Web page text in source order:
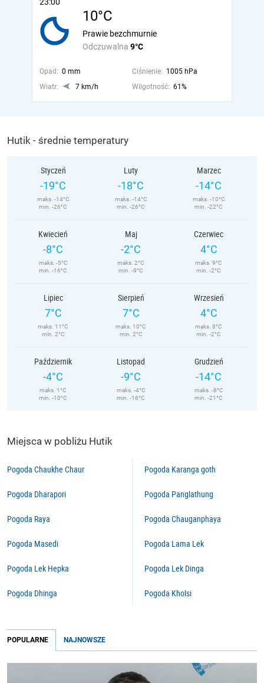
10°C
Odczuwalna 9°C
Prawie bezchmurnie
Opad: 0 mm Ciśnienie: 1005 hPa
Wiatr:
7 km/h Wilgotność: 61%
Hutik - średnie temperatury
Styczeń
-19°C
maks. -14°C
min. -26°C
Luty
-18°C
maks. -14°C
min. -26°C
Marzec
-14°C
maks. -10°C
min. -22°C
Kwiecień
-8°C
maks. -5°C
min. -16°C
Maj
-2°C
maks. 2°C
min. -9°C
Czerwiec
4°C
maks. 9°C
min. -2°C
Lipiec
7°C
maks. 11°C
min. 2°C
Sierpień
7°C
maks. 10°C
min. 2°C
Wrzesień
4°C
maks. 8°C
min. -2°C
Październik
-4°C
maks. 1°C
min. -10°C
Listopad
-9°C
maks. -4°C
min. -16°C
Grudzień
-14°C
maks. -8°C
min. -21°C
Miejsca w pobliżu Hutik
Pogoda Chaukhe Chaur
Pogoda Dharapori
Pogoda Raya
Pogoda Masedi
Pogoda Lek Hepka
Pogoda Dhinga
Pogoda Karanga goth
Pogoda Panglathung
Pogoda Chauganphaya
Pogoda Lama Lek
Pogoda Lek Dinga
Pogoda Kholsi
POPULARNE NAJNOWSZE